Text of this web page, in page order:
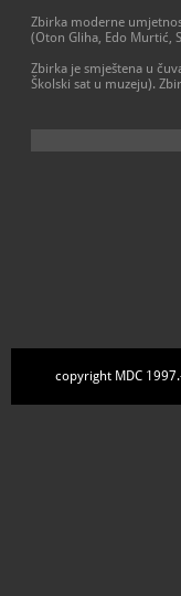
Zbirka moderne
(Oton Gliha, Edo Murtić,
Zbirka je smještena u
Školski sat u muzeju).
copyright MDC